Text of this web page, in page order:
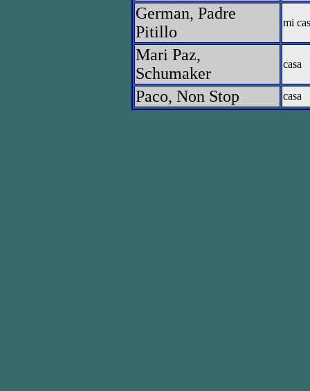
German, Padre
Pitillo
mi
Mari Paz,
Schumaker
casa
Paco, Non Stop casa